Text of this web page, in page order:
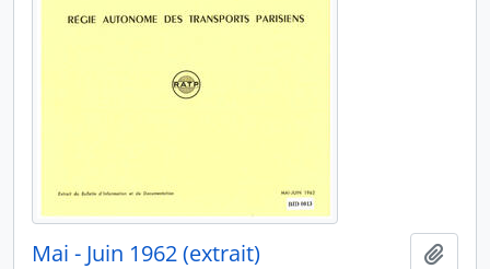
Mai - Juin 1962 (extrait)